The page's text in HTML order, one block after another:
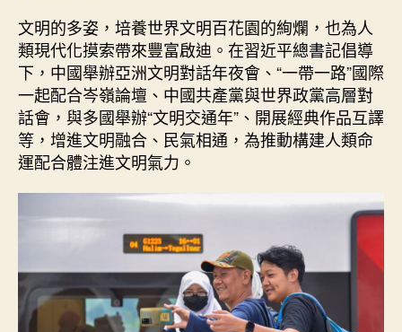
文明的多姿，培養世界文明百花園的絢爛，也為人
類現代化摸索帶來豐富啟迪。在習近平總書記倡導
下，中國舉辦亞洲文明對話年夜會、“一帶一路”國際
一起配合岑嶺論壇、中國共產黨與世界政黨高層對
話會，與多國舉辦“文明交通年”、開展經典作品互譯
等，增進文明融合、民氣相通，為推動構建人類命
運配合體注進文明氣力。